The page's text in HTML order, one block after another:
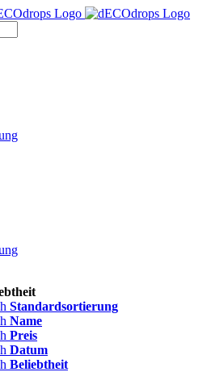
Standardsortierung
Name
Preis
Datum
Beliebtheit